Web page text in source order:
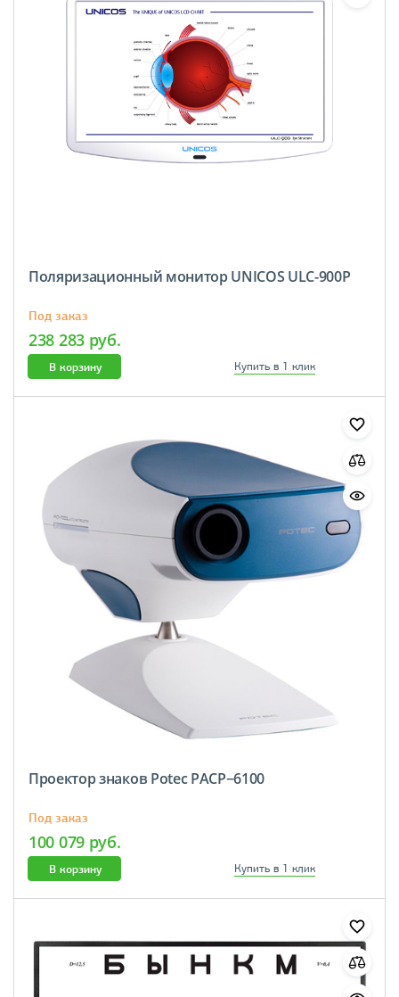
Поляризационный монитор UNICOS ULC-900P
Под заказ
238 283 руб.
В корзину Купить в 1 клик
Проектор знаков Potec PACP−6100
Под заказ
100 079 руб.
В корзину Купить в 1 клик